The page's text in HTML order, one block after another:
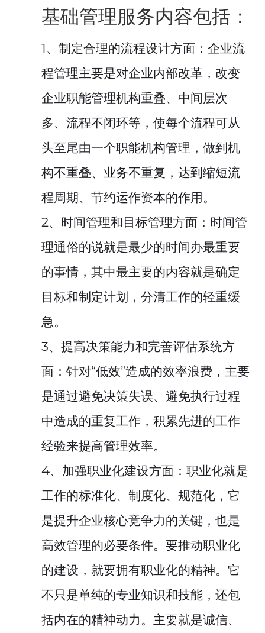
基础管理服务内容包括：
1、制定合理的流程设计方面：企业流
程管理主要是对企业内部改革，改变
企业职能管理机构重叠、中间层次
多、流程不闭环等，使每个流程可从
头至尾由一个职能机构管理，做到机
构不重叠、业务不重复，达到缩短流
程周期、节约运作资本的作用。
2、时间管理和目标管理方面：时间管
理通俗的说就是最少的时间办最重要
的事情，其中最主要的内容就是确定
目标和制定计划，分清工作的轻重缓
急。
3、提高决策能力和完善评估系统方
面：针对“低效”造成的效率浪费，主要
是通过避免决策失误、避免执行过程
中造成的重复工作，积累先进的工作
经验来提高管理效率。
4、加强职业化建设方面：职业化就是
工作的标准化、制度化、规范化，它
是提升企业核心竞争力的关键，也是
高效管理的必要条件。要推动职业化
的建设，就要拥有职业化的精神。它
不只是单纯的专业知识和技能，还包
括内在的精神动力。主要就是诚信、